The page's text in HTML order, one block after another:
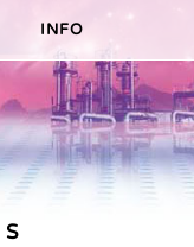
VORTEILE HEAVY-DUTY
(25-1000NM)
INFO